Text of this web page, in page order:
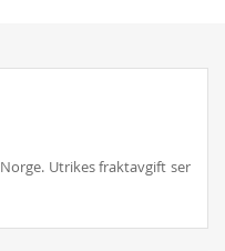
Utrikes fraktavgift ser